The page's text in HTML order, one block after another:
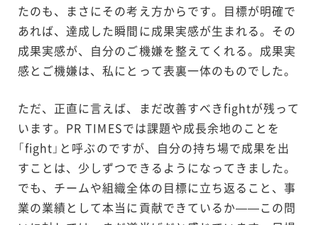
たのも、まさにその考え方からです。目標が明確で
あれば、達成した瞬間に成果実感が生まれる。その
成果実感が、自分のご機嫌を整えてくれる。成果実
感とご機嫌は、私にとって表裏一体のものでした。
ただ、正直に言えば、まだ改善すべきfightが残って
います。PR TIMESでは課題や成長余地のことを
「fight」と呼ぶのですが、自分の持ち場で成果を出
すことは、少しずつできるようになってきました。
でも、チームや組織全体の目標に立ち返ること、事
業の業績として本当に貢献できているか——この問